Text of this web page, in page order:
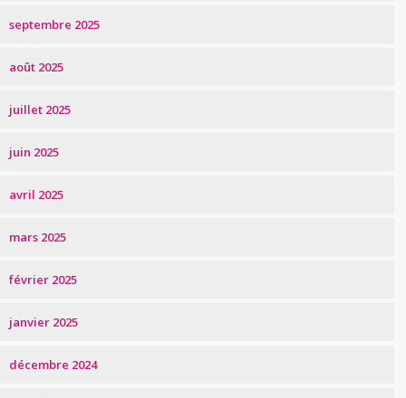
septembre 2025
août 2025
juillet 2025
juin 2025
avril 2025
mars 2025
février 2025
janvier 2025
décembre 2024